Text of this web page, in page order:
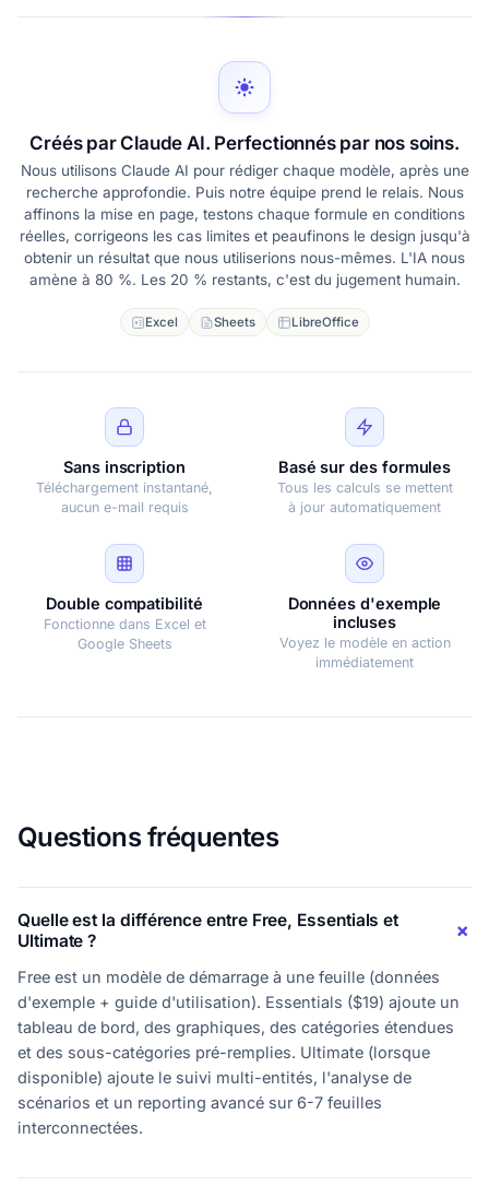
Créés par Claude AI. Perfectionnés par nos soins.
Nous utilisons Claude AI pour rédiger chaque modèle, après une
recherche approfondie. Puis notre équipe prend le relais. Nous
affinons la mise en page, testons chaque formule en conditions
réelles, corrigeons les cas limites et peaufinons le design jusqu'à
obtenir un résultat que nous utiliserions nous-mêmes. L'IA nous
amène à 80 %. Les 20 % restants, c'est du jugement humain.
Excel Sheets LibreOffice
Sans inscription
Téléchargement instantané,
aucun e-mail requis
Basé sur des formules
Tous les calculs se mettent
à jour automatiquement
Double compatibilité
Fonctionne dans Excel et
Google Sheets
Données d'exemple
incluses
Voyez le modèle en action
immédiatement
Questions fréquentes
Quelle est la différence entre Free, Essentials et
Ultimate ?
Free est un modèle de démarrage à une feuille (données
d'exemple + guide d'utilisation). Essentials ($19) ajoute un
tableau de bord, des graphiques, des catégories étendues
et des sous-catégories pré-remplies. Ultimate (lorsque
disponible) ajoute le suivi multi-entités, l'analyse de
scénarios et un reporting avancé sur 6-7 feuilles
interconnectées.